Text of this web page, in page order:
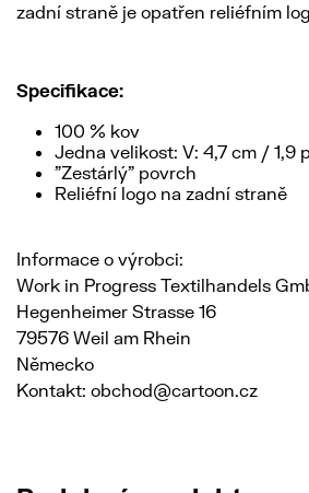
zadní straně je opatřen reliéfním
Specifikace:
100 % kov
Jedna velikost: V: 4,7 cm / 1,9
"Zestárlý" povrch
Reliéfní logo na zadní straně
Informace o výrobci:
Work in Progress Textilhandels
Hegenheimer Strasse 16
79576 Weil am Rhein
Německo
Kontakt: obchod@cartoon.cz